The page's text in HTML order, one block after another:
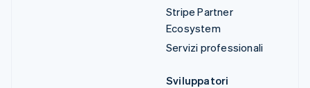
Stripe Partner
Ecosystem
Servizi professionali
Sviluppatori